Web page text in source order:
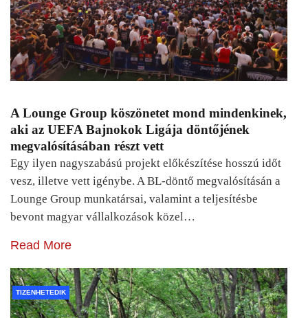
A Lounge Group köszönetet mond mindenkinek,
aki az UEFA Bajnokok Ligája döntőjének
megvalósításában részt vett
Egy ilyen nagyszabású projekt előkészítése hosszú időt
vesz, illetve vett igénybe. A BL-döntő megvalósításán a
Lounge Group munkatársai, valamint a teljesítésbe
bevont magyar vállalkozások közel…
Read More
TIZENHETEDIK